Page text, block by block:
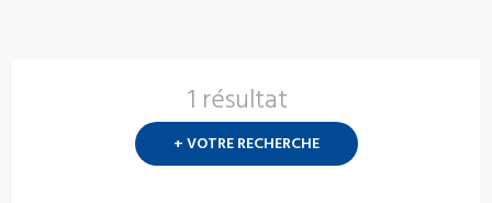
1 résultat
+ VOTRE RECHERCHE